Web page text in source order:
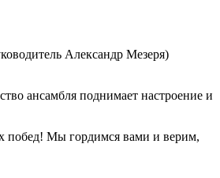
Александр Мезеря)
ансамбля поднимает настроение и
побед! Мы гордимся вами и верим,